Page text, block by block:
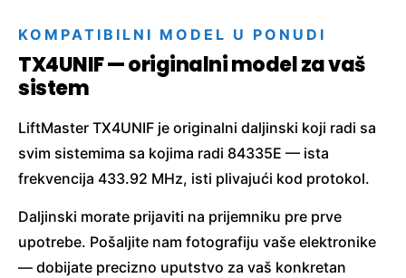
KOMPATIBILNI MODEL U PONUDI
TX4UNIF — originalni model za vaš
sistem
LiftMaster TX4UNIF je originalni daljinski koji radi sa
svim sistemima sa kojima radi 84335E — ista
frekvencija 433.92 MHz, isti plivajući kod protokol.
Daljinski morate prijaviti na prijemniku pre prve
upotrebe. Pošaljite nam fotografiju vaše elektronike
— dobijate precizno uputstvo za vaš konkretan